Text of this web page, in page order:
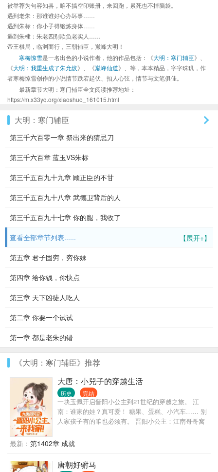
被举荐为句容知县，咱不搞空印账册，来回跑，累死也不掉脑袋。
遇到老朱：那谁谁好心办坏事……
遇到朱标：你小子得锻炼身体……
遇到朱棣：朱老四别欺负老实人……
帝王棋局，临渊而行，三朝辅臣，巅峰大明！
寒梅惊雪是一名出色的小说作者，他的作品包括：《大明：寒门辅臣》、
《大明：我重生成了朱允炆》、《巅峰仙道》、等，本本精品，字字珠玑，作
者寒梅惊雪创作的小说情节跌宕起伏、扣人心弦，情节与文笔俱佳。
最新章节大明：寒门辅臣全文阅读推荐地址：
https://m.x33yq.org/xiaoshuo_161015.html
大明：寒门辅臣
第三千六百零一章 祭出来的猜忌刀
第三千六百章 蓝玉VS朱标
第三千五百九十九章 顾正臣的不甘
第三千五百九十八章 武德卫背后的人
第三千五百九十七章 你的腿，我收了
【展开+】
查看全部章节列表......
第五章 君子固穷，穷你妹
第四章 给你钱，你快点
第三章 天下凶徒人吃人
第二章 你要一个试试
第一章 都是老朱的错
《大明：寒门辅臣》推荐
大唐：小兕子的穿越生活
历史 完结
一块玉佩开启晋阳小公主到21世纪的穿越之旅。 江
南：谁家的娃？真可爱！ 糖果、蛋糕、小汽车…… 别
人家孩子有的咱也必须有。 晋阳小公主：江南哥哥窝
唐。 长孙皇后：这娃白养了。 李世民：小棉袄漏风
了？ 李丽质：为什么我才十三岁？
最新： 第1402章 成就
唐朝好驸马